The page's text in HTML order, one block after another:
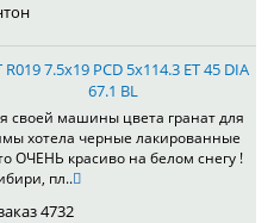
R019 7.5x19 PCD 5x114.3 ET 45 DIA
67.1 BL
своей машины цвета гранат для
хотела черные лакированные
ОЧЕНЬ красиво на белом снегу !
пл..
4732